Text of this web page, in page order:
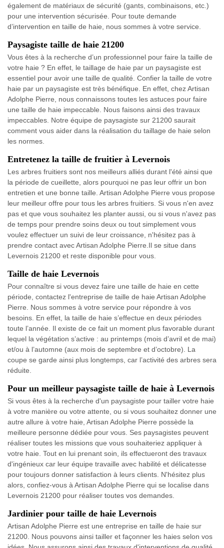
également de matériaux de sécurité (gants, combinaisons, etc.)
pour une intervention sécurisée. Pour toute demande
d’intervention en taille de haie, nous sommes à votre service.
Paysagiste taille de haie 21200
Vous êtes à la recherche d’un professionnel pour faire la taille de
votre haie ? En effet, le taillage de haie par un paysagiste est
essentiel pour avoir une taille de qualité. Confier la taille de votre
haie par un paysagiste est très bénéfique. En effet, chez Artisan
Adolphe Pierre, nous connaissons toutes les astuces pour faire
une taille de haie impeccable. Nous faisons ainsi des travaux
impeccables. Notre équipe de paysagiste sur 21200 saurait
comment vous aider dans la réalisation du taillage de haie selon
les normes.
Entretenez la taille de fruitier à Levernois
Les arbres fruitiers sont nos meilleurs alliés durant l'été ainsi que
la période de cueillette, alors pourquoi ne pas leur offrir un bon
entretien et une bonne taille. Artisan Adolphe Pierre vous propose
leur meilleur offre pour tous les arbres fruitiers. Si vous n'en avez
pas et que vous souhaitez les planter aussi, ou si vous n'avez pas
de temps pour prendre soins deux ou tout simplement vous
voulez effectuer un suivi de leur croissance, n'hésitez pas à
prendre contact avec Artisan Adolphe Pierre.Il se situe dans
Levernois 21200 et reste disponible pour vous.
Taille de haie Levernois
Pour connaître si vous devez faire une taille de haie en cette
période, contactez l'entreprise de taille de haie Artisan Adolphe
Pierre. Nous sommes à votre service pour répondre à vos
besoins. En effet, la taille de haie s’effectue en deux périodes
toute l’année. Il existe de ce fait un moment plus favorable durant
lequel la végétation s’active : au printemps (mois d’avril et de mai)
et/ou à l’automne (aux mois de septembre et d’octobre). La
coupe se garde ainsi plus longtemps, car l’activité des arbres sera
réduite.
Pour un meilleur paysagiste taille de haie à Levernois
Si vous êtes à la recherche d'un paysagiste pour tailler votre haie
à votre manière ou votre attente, ou si vous souhaitez donner une
autre allure à votre haie, Artisan Adolphe Pierre possède la
meilleure personne dédiée pour vous. Ses paysagistes peuvent
réaliser toutes les missions que vous souhaiteriez appliquer à
votre haie. Tout en lui prenant soin, ils effectueront des travaux
d'ingénieux car leur équipe travaille avec habilité et délicatesse
pour toujours donner satisfaction à leurs clients. N'hésitez plus
alors, confiez-vous à Artisan Adolphe Pierre qui se localise dans
Levernois 21200 pour réaliser toutes vos demandes.
Jardinier pour taille de haie Levernois
Artisan Adolphe Pierre est une entreprise en taille de haie sur
21200. Nous pouvons ainsi tailler et façonner les haies selon vos